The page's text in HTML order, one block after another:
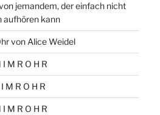
jemandem, der einfach nicht
aufhören kann
von Alice Weidel
I M R O H R
M R O H R
I M R O H R